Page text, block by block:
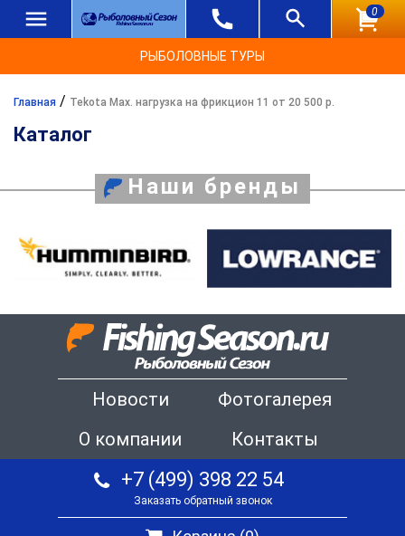
0
РЫБОЛОВНЫЕ ТУРЫ
Главная / Tekota Max. нагрузка на фрикцион 11 от 20 500 р.
Каталог
Наши бренды
Новости
Фотогалерея
О компании
Контакты
+7 (499) 398 22 54
Заказать обратный звонок